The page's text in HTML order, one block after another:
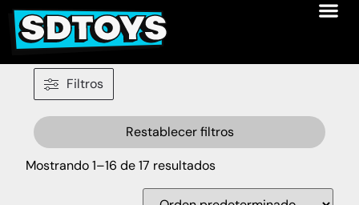
Filtros
Restablecer filtros
Mostrando 1–16 de 17 resultados